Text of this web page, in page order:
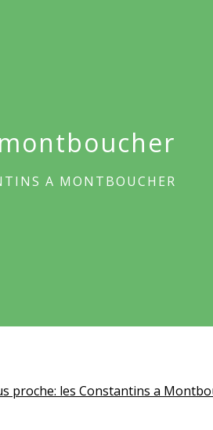
A MONTBOUCHER
proche: les Constantins a